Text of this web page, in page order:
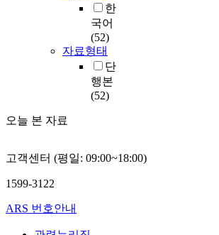
한
국어
(52)
자료형태
단
행본
(52)
오늘 본 자료
고객센터 (평일: 09:00~18:00)
1599-3122
ARS 번호안내